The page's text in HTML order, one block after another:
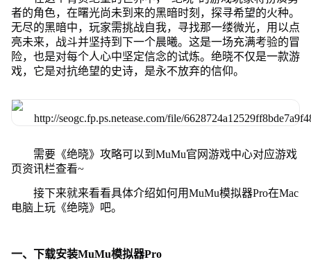
者的角色，在曙光尚未到来的黑暗时刻，探寻希望的火种。
无尽的黑暗中，玩家需挑战自我，寻找那一缕微光，用以点
亮未来，战斗并坚持到下一个晨曦。这是一场充满考验的冒
险，也是对每个人心中坚定信念的试炼。绝晓不仅是一款游
戏，它是对抗绝望的史诗，是永不放弃的信仰。
需要《绝晓》攻略可以到MuMu官网游戏中心对应游戏
页资讯栏查看~
接下来就来看看具体介绍如何用MuMu模拟器Pro在Mac
电脑上玩《绝晓》吧。
一、下载安装MuMu模拟器Pro